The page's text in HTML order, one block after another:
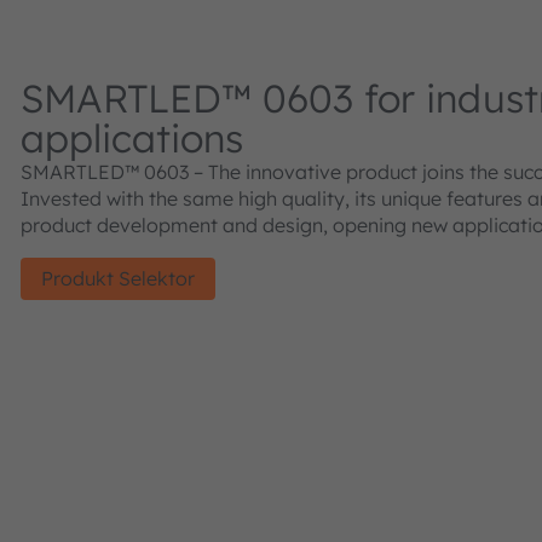
SMARTLED™ 0603 for
applications
SMARTLED™ 0603 – The innovative product joins the
Invested with the same high quality, its unique features
product development and design, opening new
Produkt Selektor